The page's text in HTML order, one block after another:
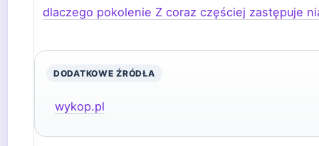
dlaczego pokolenie Z coraz częściej zastępuje
DODATKOWE ŹRÓDŁA
wykop.pl